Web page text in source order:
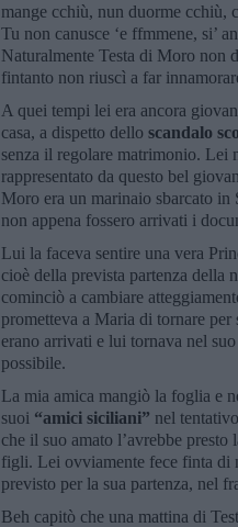
mange cchiù, nun duorme cchiù,
Tu non canusce ‘e ffmmene, si’
Naturalmente Testa di Moro non
fintanto non riuscì a far
A quei tempi lei era ancora
casa, a dispetto dello scandalo
senza il regolare matrimonio. Lei
rappresentato da questo bel
Moro era un marinaio sbarcato
non appena fossero arrivati i
Lui la faceva sentire una vera
cioè della prevista partenza della
cominciò a cambiare
prometteva a Maria di tornare
erano arrivati e lui tornava nel
possibile.
La mia amica mangiò la foglia e
suoi “amici siciliani” nel
che il suo amato l’avrebbe
figli. Lei ovviamente fece finta di
previsto per la sua partenza, nel
Beh capitò che una mattina di